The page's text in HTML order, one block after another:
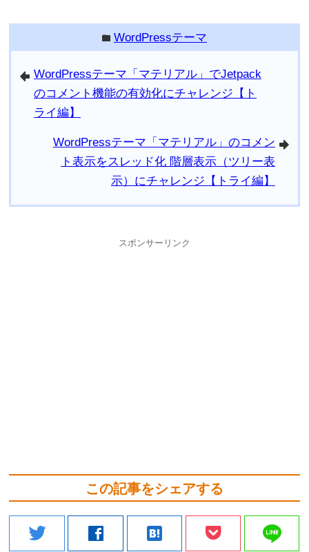
folder WordPressテーマ
arrowleft WordPressテーマ「マテリアル」でJetpack
のコメント機能の有効化にチャレンジ【ト
ライ編】
arrowright
WordPressテーマ「マテリアル」のコメン
ト表示をスレッド化 階層表示（ツリー表
示）にチャレンジ【トライ編】
スポンサーリンク
この記事をシェアする
twitter facebook hatenabookmark line